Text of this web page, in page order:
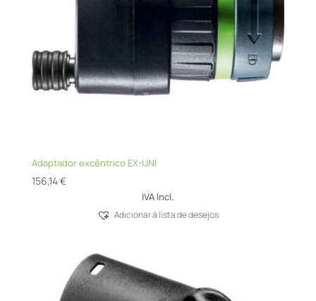
Adaptador excêntrico EX-UNI
156,14€
IVA Incl.
Adicionar á lista de desejos